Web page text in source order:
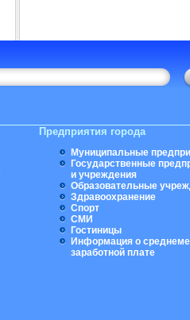
Предприятия города
Муниципальные
Государственные
и учреждения
Образовательные
Здравоохранение
Спорт
СМИ
Гостиницы
Информация о
заработной плате